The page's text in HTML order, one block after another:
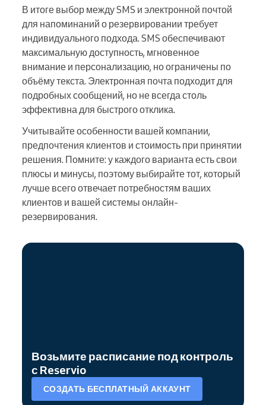
В итоге выбор между SMS и электронной почтой
для напоминаний о резервировании требует
индивидуального подхода. SMS обеспечивают
максимальную доступность, мгновенное
внимание и персонализацию, но ограничены по
объёму текста. Электронная почта подходит для
подробных сообщений, но не всегда столь
эффективна для быстрого отклика.
Учитывайте особенности вашей компании,
предпочтения клиентов и стоимость при принятии
решения. Помните: у каждого варианта есть свои
плюсы и минусы, поэтому выбирайте тот, который
лучше всего отвечает потребностям ваших
клиентов и вашей системы онлайн-
резервирования.
Возьмите расписание под контроль
с Reservio
СОЗДАТЬ БЕСПЛАТНЫЙ АККАУНТ